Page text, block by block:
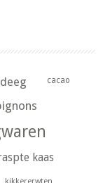
cacao
kaas
kikkererwten